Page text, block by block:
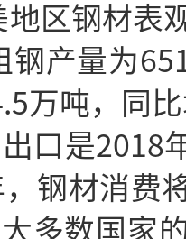
区钢材表
钢产量为
万吨，同
口是2018
钢材消费
多数国家